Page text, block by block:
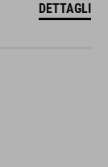
DETTAGLI